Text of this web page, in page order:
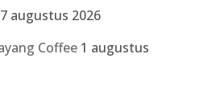
7 augustus 2026
Coffee 1 augustus